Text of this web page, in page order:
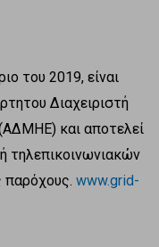
του 2019, είναι
Διαχειριστή
και αποτελεί
τηλεπικοινωνιακών
παρόχους. www.grid-